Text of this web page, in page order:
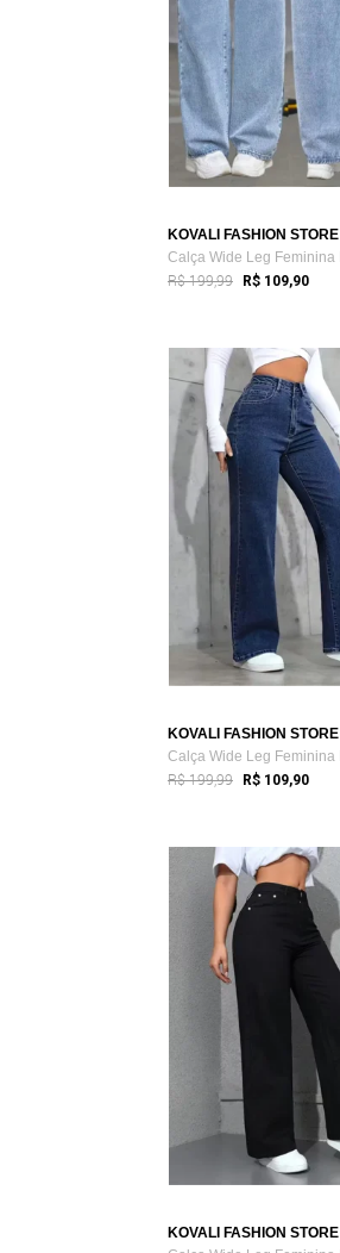
KOVALI FASHION STORE
R$ 199,99 R$ 109,90
KOVALI FASHION STORE
R$ 199,99 R$ 109,90
KOVALI FASHION STORE